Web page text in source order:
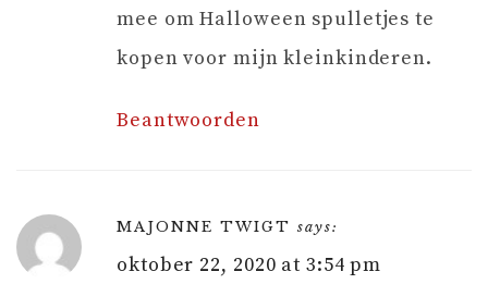
mee om Halloween spulletjes te
kopen voor mijn kleinkinderen.
Beantwoorden
MAJONNE TWIGT says:
oktober 22, 2020 at 3:54 pm